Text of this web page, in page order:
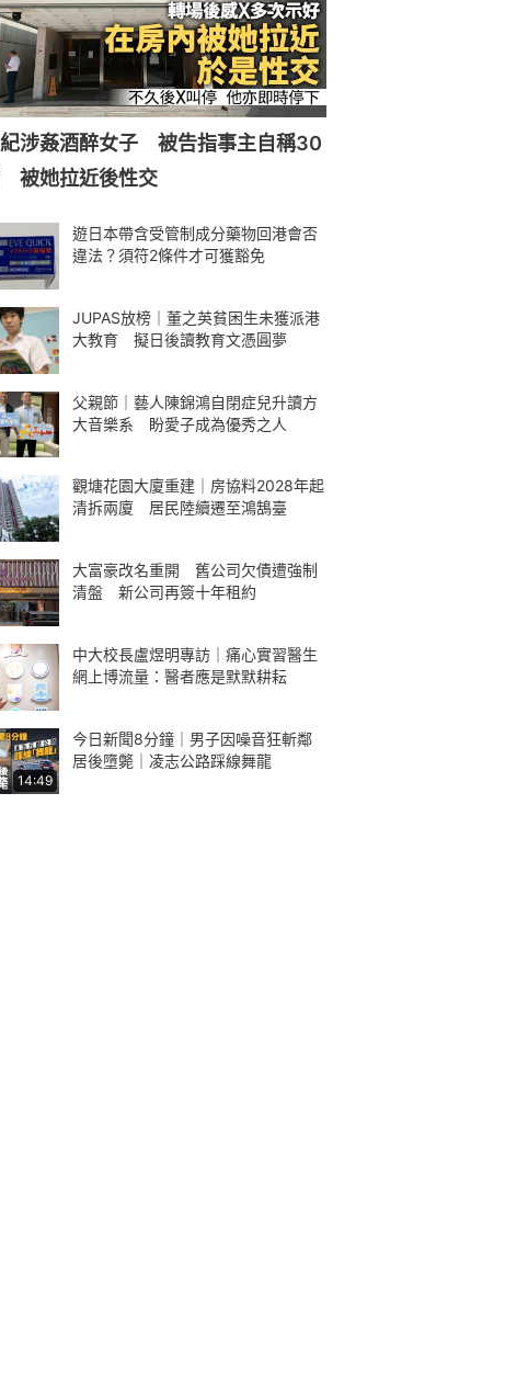
涉姦酒醉女子 被告指事主自稱30
被她拉近後性交
遊日本帶含受管制成分藥物回港會否
違法？須符2條件才可獲豁免
JUPAS放榜｜董之英貧困生未獲派港
大教育 擬日後讀教育文憑圓夢
父親節｜藝人陳錦鴻自閉症兒升讀方
大音樂系 盼愛子成為優秀之人
觀塘花園大廈重建｜房協料2028年起
清拆兩廈 居民陸續遷至鴻鵠臺
大富豪改名重開 舊公司欠債遭強制
清盤 新公司再簽十年租約
中大校長盧煜明專訪｜痛心實習醫生
網上博流量：醫者應是默默耕耘
14:49
今日新聞8分鐘｜男子因噪音狂斬鄰
居後墮斃｜凌志公路踩線舞龍